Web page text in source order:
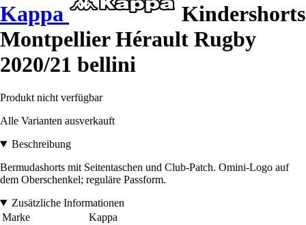
Kappa
Kindershorts
Montpellier Hérault Rugby
2020/21 bellini
Produkt nicht verfügbar
Alle Varianten ausverkauft
Beschreibung
Bermudashorts mit Seitentaschen und Club-Patch. Omini-Logo auf
dem Oberschenkel; reguläre Passform.
Zusätzliche Informationen
Marke
Kappa